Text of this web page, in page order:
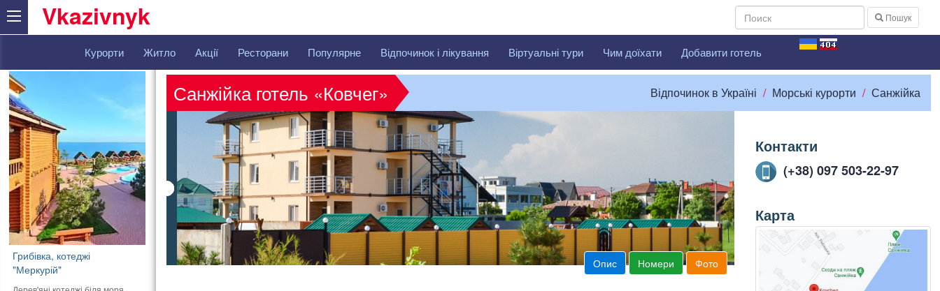
Vkazivnyk Пошук
Курорти Житло Акції Ресторани Популярне Відпочинок і лікування Віртуальні тури Чим доїхати Добавити готель
Санжійка готель «Ковчег» Відпочинок в Україні Морські курорти Санжійка
Опис Номери Фото
Контакти
(+38) 097 503-22-97
Карта
Грибівка, котеджі
"Меркурій"